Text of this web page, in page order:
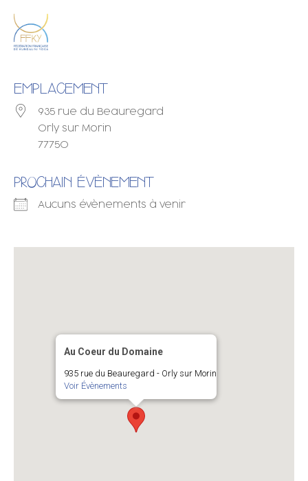
EMPLACEMENT
935 rue du Beauregard
Orly sur Morin
77750
PROCHAIN ÉVÈNEMENT
Aucuns évènements à venir
Au Coeur du Domaine
935 rue du Beauregard - Orly sur Morin
Voir Évènements